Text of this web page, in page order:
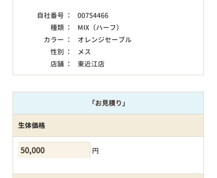
自社番号 ：
00754466
種類 ：
MIX（ハーフ）
カラー ：
オレンジセーブル
性別 ：
メス
店舗 ：
東近江店
「お見積り」
生体価格
円